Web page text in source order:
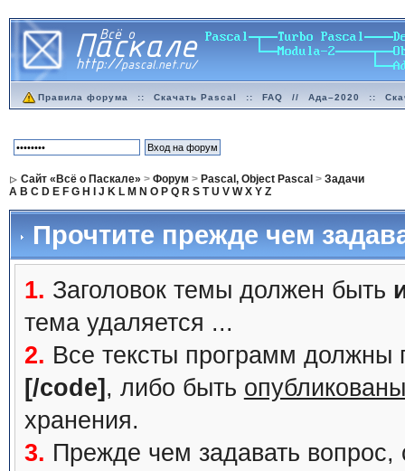
Правила форума :: Скачать Pascal :: FAQ // Ада–2020 ::
Сайт «Всё о Паскале» > Форум > Pascal, Object Pascal > Задачи
A B C D E F G H J K L M N O P Q R S T U V W X Y Z
Прочтите прежде чем
1. Заголовок темы должен быть
тема удаляется ...
2. Все тексты программ должны
[/code] , либо быть
хранения.
3. Прежде чем задавать вопрос,